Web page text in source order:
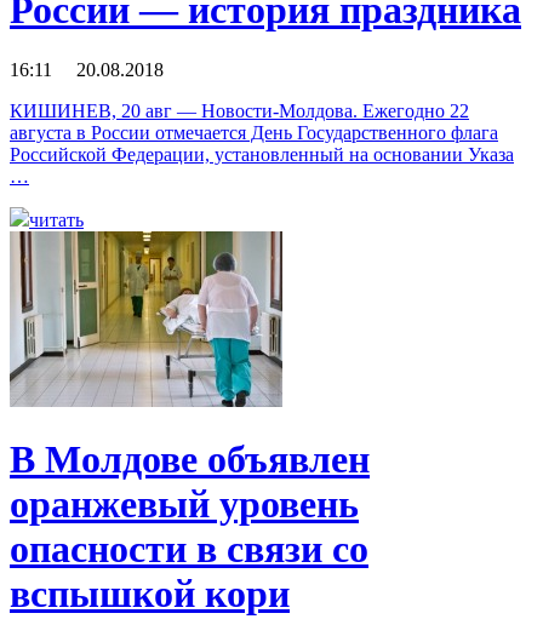
России — история праздника
16:11 20.08.2018
КИШИНЕВ, 20 авг — Новости-Молдова. Ежегодно 22
августа в России отмечается День Государственного флага
Российской Федерации, установленный на основании Указа
…
читать
В Молдове объявлен
оранжевый уровень
опасности в связи со
вспышкой кори